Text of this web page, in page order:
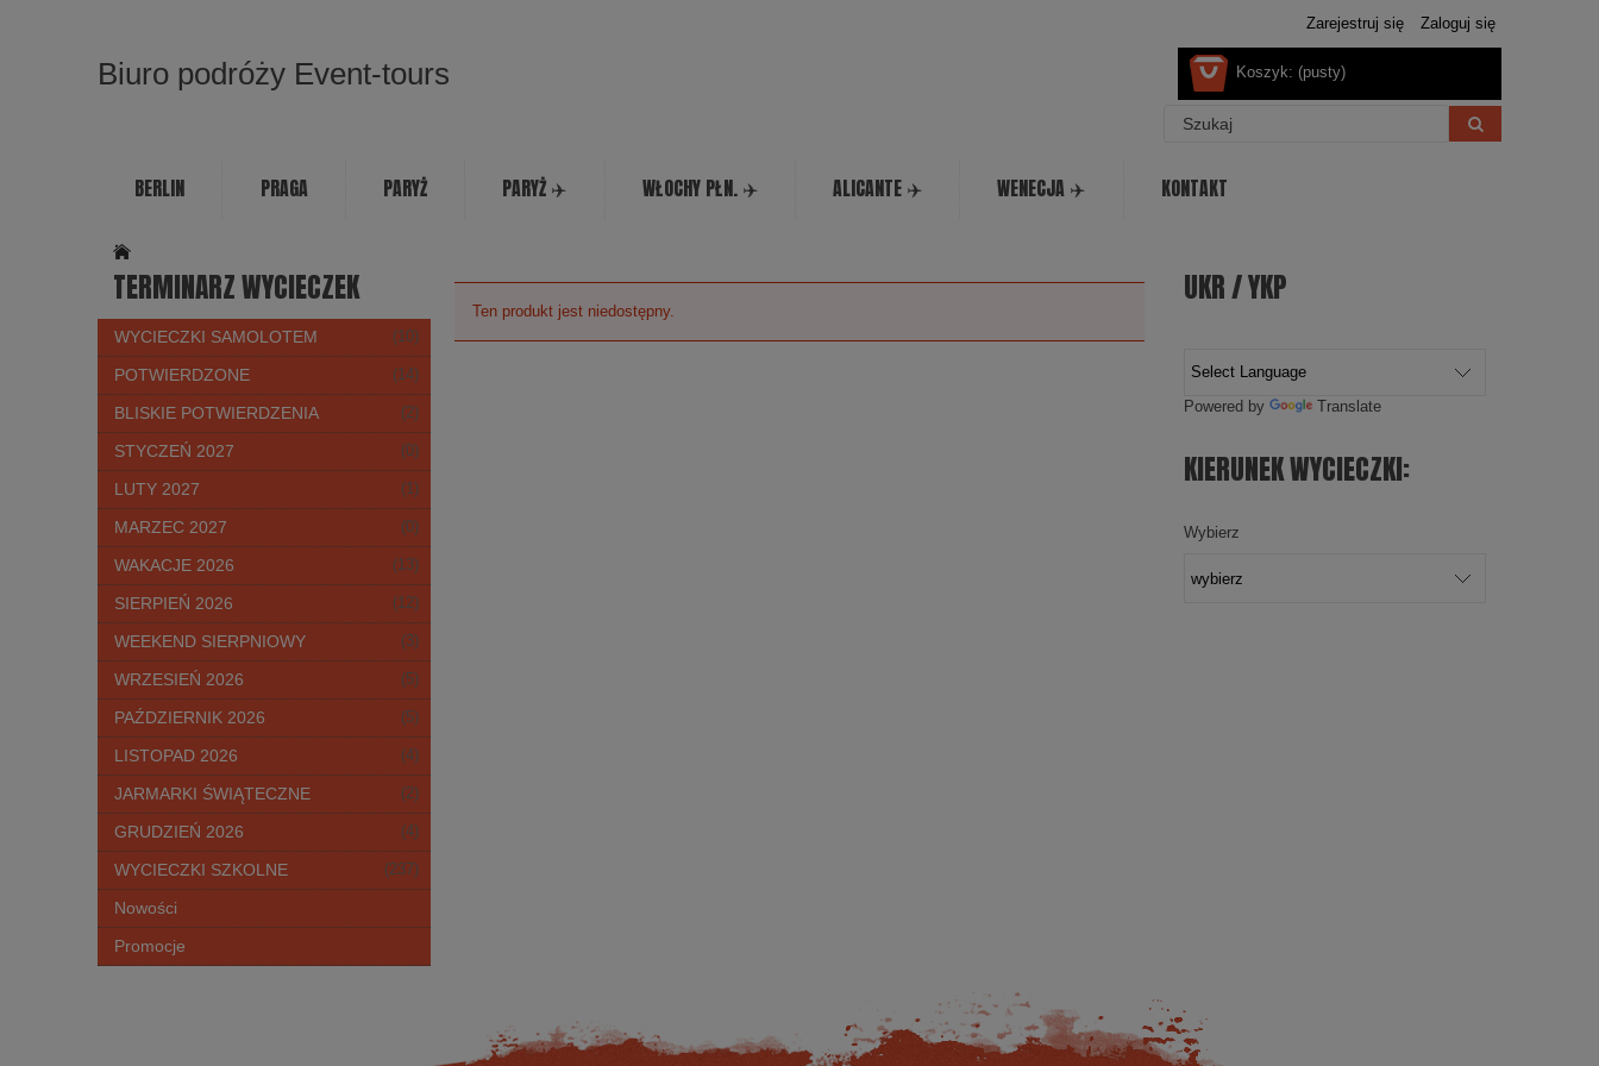
Zarejestruj się Zaloguj się
Biuro podróży Event-tours Koszyk: (pusty)
BERLIN PRAGA PARYŻ PARYŻ ✈️ WŁOCHY PŁN. ✈️ ALICANTE ✈️ WENECJA ✈️ KONTAKT
TERMINARZ WYCIECZEK
WYCIECZKI SAMOLOTEM (10)
POTWIERDZONE (14)
BLISKIE POTWIERDZENIA (2)
STYCZEŃ 2027 (0)
LUTY 2027 (1)
MARZEC 2027 (0)
WAKACJE 2026 (13)
SIERPIEŃ 2026 (12)
WEEKEND SIERPNIOWY (3)
WRZESIEŃ 2026 (5)
PAŹDZIERNIK 2026 (5)
LISTOPAD 2026 (4)
JARMARKI ŚWIĄTECZNE (2)
GRUDZIEŃ 2026 (4)
WYCIECZKI SZKOLNE (237)
Nowości
Promocje
Ten produkt jest niedostępny.
UKR / YKP
Powered by Translate
KIERUNEK WYCIECZKI:
Wybierz